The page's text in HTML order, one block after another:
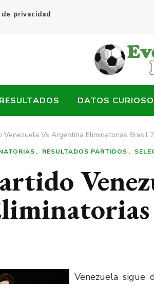
privacidad
RESULTADOS DATOS
Venezuela Vs Argentina Eliminatorias Brasil
RESULTADOS PARTIDOS
Venezuela sigue